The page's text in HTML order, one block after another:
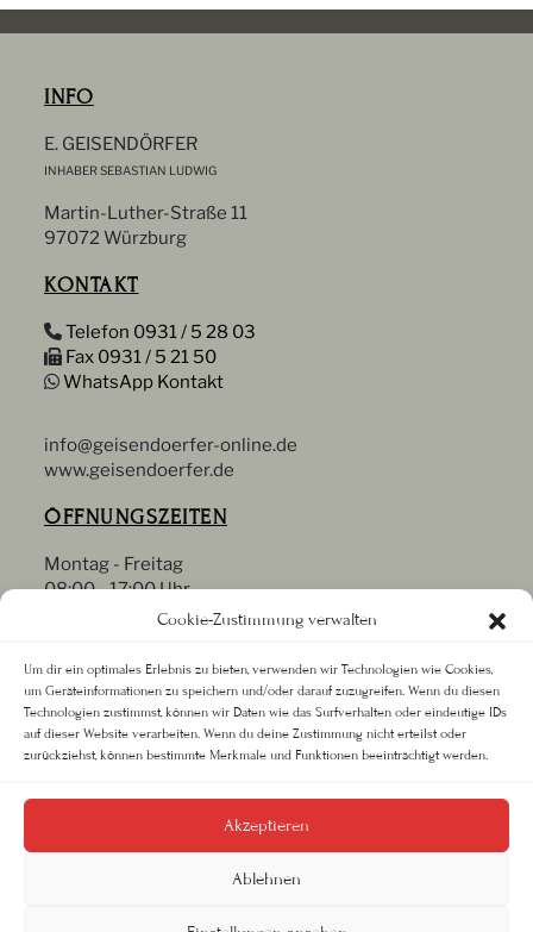
Cookie-Zustimmung verwalten
Um dir ein optimales Erlebnis zu bieten, verwenden wir Technologien wie Cookies,
um Geräteinformationen zu speichern und/oder darauf zuzugreifen. Wenn du diesen
Technologien zustimmst, können wir Daten wie das Surfverhalten oder eindeutige IDs
auf dieser Website verarbeiten. Wenn du deine Zustimmung nicht erteilst oder
zurückziehst, können bestimmte Merkmale und Funktionen beeinträchtigt werden.
Akzeptieren
Ablehnen
INFO
E. GEISENDÖRFER
INHABER SEBASTIAN LUDWIG
Martin-Luther-Straße 11
97072 Würzburg
KONTAKT
Telefon 0931 / 5 28 03
Fax 0931 / 5 21 50
WhatsApp Kontakt
info@geisendoerfer-online.de
www.geisendoerfer.de
ÖFFNUNGSZEITEN
Montag - Freitag
08:00 - 17:00 Uhr
Oder nach Vereinbarung
RECHTLICHES
Datenschutz